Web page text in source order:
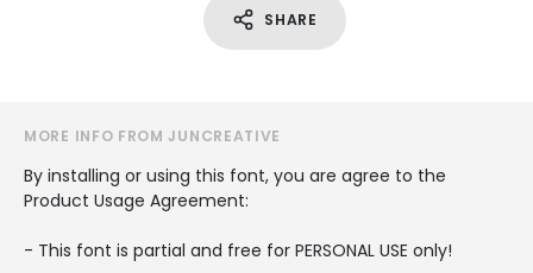
SHARE
MORE INFO FROM JUNCREATIVE
By installing or using this font, you are agree to the
Product Usage Agreement:
- This font is partial and free for PERSONAL USE only!